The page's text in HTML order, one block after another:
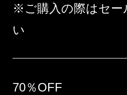
※ご購入の際はセー
い
70％OFF